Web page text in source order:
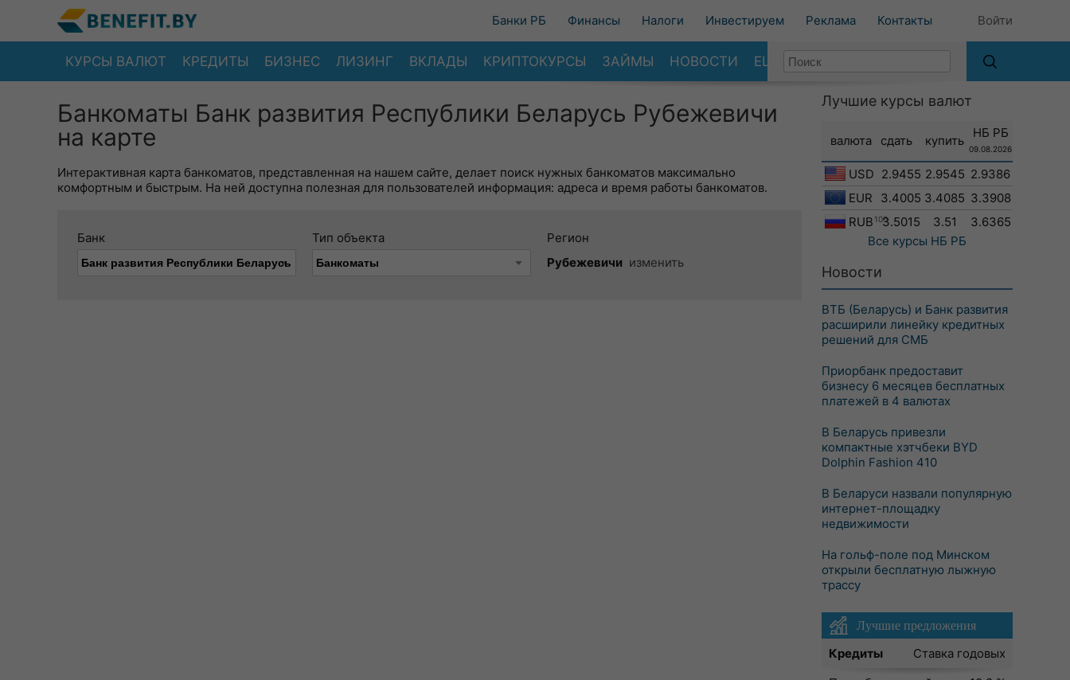
Банки РБ Финансы Налоги Инвестируем Реклама Контакты Войти
КУРСЫ ВАЛЮТ КРЕДИТЫ БИЗНЕС ЛИЗИНГ ВКЛАДЫ КРИПТОКУРСЫ ЗАЙМЫ НОВОСТИ ЕЩЕ
Банкоматы Банк развития Республики Беларусь Рубежевичи
на карте
Интерактивная карта банкоматов, представленная на нашем сайте, делает поиск нужных банкоматов максимально
комфортным и быстрым. На ней доступна полезная для пользователей информация: адреса и время работы банкоматов.
Банк Тип объекта
Регион
Рубежевичи изменить
Лучшие курсы валют
валюта сдать купить
НБ РБ
09.08.2026
USD 2.9455 2.9545 2.9386
EUR
3.4005 3.4085 3.3908
RUB 1003.5015 3.51
3.6365
Все курсы НБ РБ
Новости
ВТБ (Беларусь) и Банк развития
расширили линейку кредитных
решений для СМБ
Приорбанк предоставит
бизнесу 6 месяцев бесплатных
платежей в 4 валютах
В Беларусь привезли
компактные хэтчбеки BYD
Dolphin Fashion 410
В Беларуси назвали популярную
интернет-площадку
недвижимости
На гольф-поле под Минском
открыли бесплатную лыжную
трассу
Лучшие предложения
Кредиты
Ставка годовых